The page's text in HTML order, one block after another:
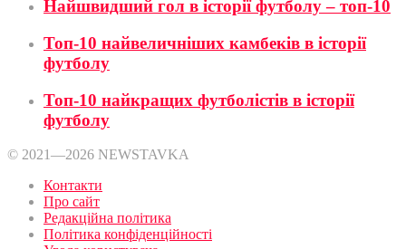
Найшвидший гол в історії футболу – топ-10
Топ-10 найвеличніших камбеків в історії
футболу
Топ-10 найкращих футболістів в історії
футболу
© 2021—2026 NEWSTAVKA
Контакти
Про сайт
Редакційна політика
Політика конфіденційності